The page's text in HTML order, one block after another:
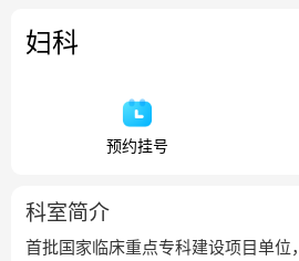
妇科
预约挂号
科室简介
首批国家临床重点专科建设项目单位